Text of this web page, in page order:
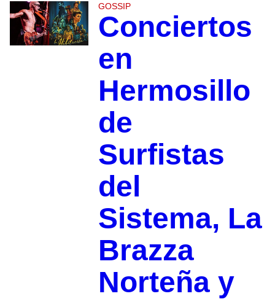
GOSSIP
Conciertos
en
Hermosillo
de
Surfistas
del
Sistema, La
Brazza
Norteña y